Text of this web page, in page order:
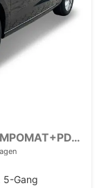
Start+ 5J GARANTIE+KLIMA+TEMPOMAT+PDC+LED+16" ALU
5-Gang